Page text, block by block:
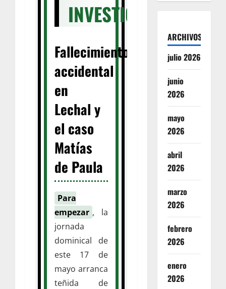
INVESTIGACIONES
Fallecimiento
accidental
en
Lechal y
el caso
Matías
de Paula
Para
empezar , la
jornada
dominical de
este 17 de
mayo arranca
teñida de
ARCHIVOS
julio 2026
junio
2026
mayo
2026
abril
2026
marzo
2026
febrero
2026
enero
2026